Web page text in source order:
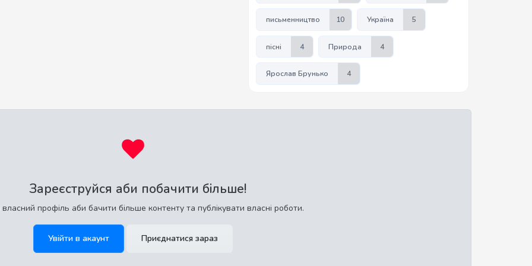
письменництво 10 Україна 5
пісні 4 Природа 4
Ярослав Брунько 4
Зареєструйся аби побачити більше!
профіль аби бачити більше контенту та публікувати власні роботи.
Увійти в акаунт Приєднатися зараз